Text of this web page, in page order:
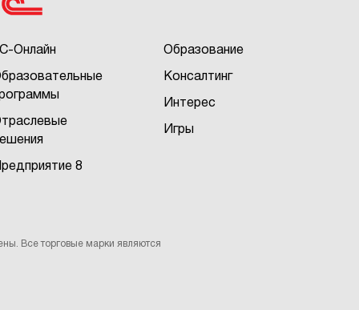
Онлайн
8
Образование
Консалтинг
Интерес
Игры
Все торговые марки являются